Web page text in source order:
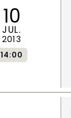
10
JUL.
2013
14:00